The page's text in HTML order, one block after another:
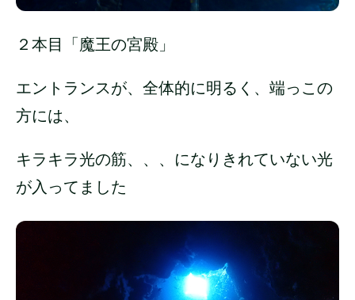
２本目「魔王の宮殿」
エントランスが、全体的に明るく、端っこの
方には、
キラキラ光の筋、、、になりきれていない光
が入ってました